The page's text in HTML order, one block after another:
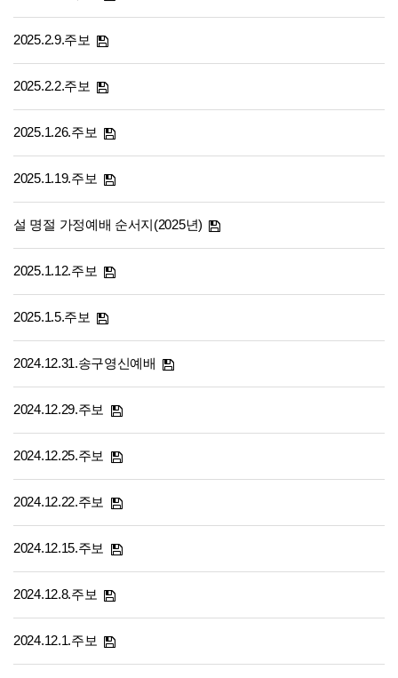
2025.2.9.주보
2025.2.2.주보
2025.1.26.주보
2025.1.19.주보
설 명절 가정예배 순서지(2025년)
2025.1.12.주보
2025.1.5.주보
2024.12.31.송구영신예배
2024.12.29.주보
2024.12.25.주보
2024.12.22.주보
2024.12.15.주보
2024.12.8.주보
2024.12.1.주보